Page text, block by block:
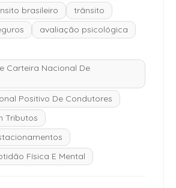
brasileiro
trânsito
avaliação psicológica
Carteira Nacional De
Positivo De Condutores
Tributos
Física E Mental